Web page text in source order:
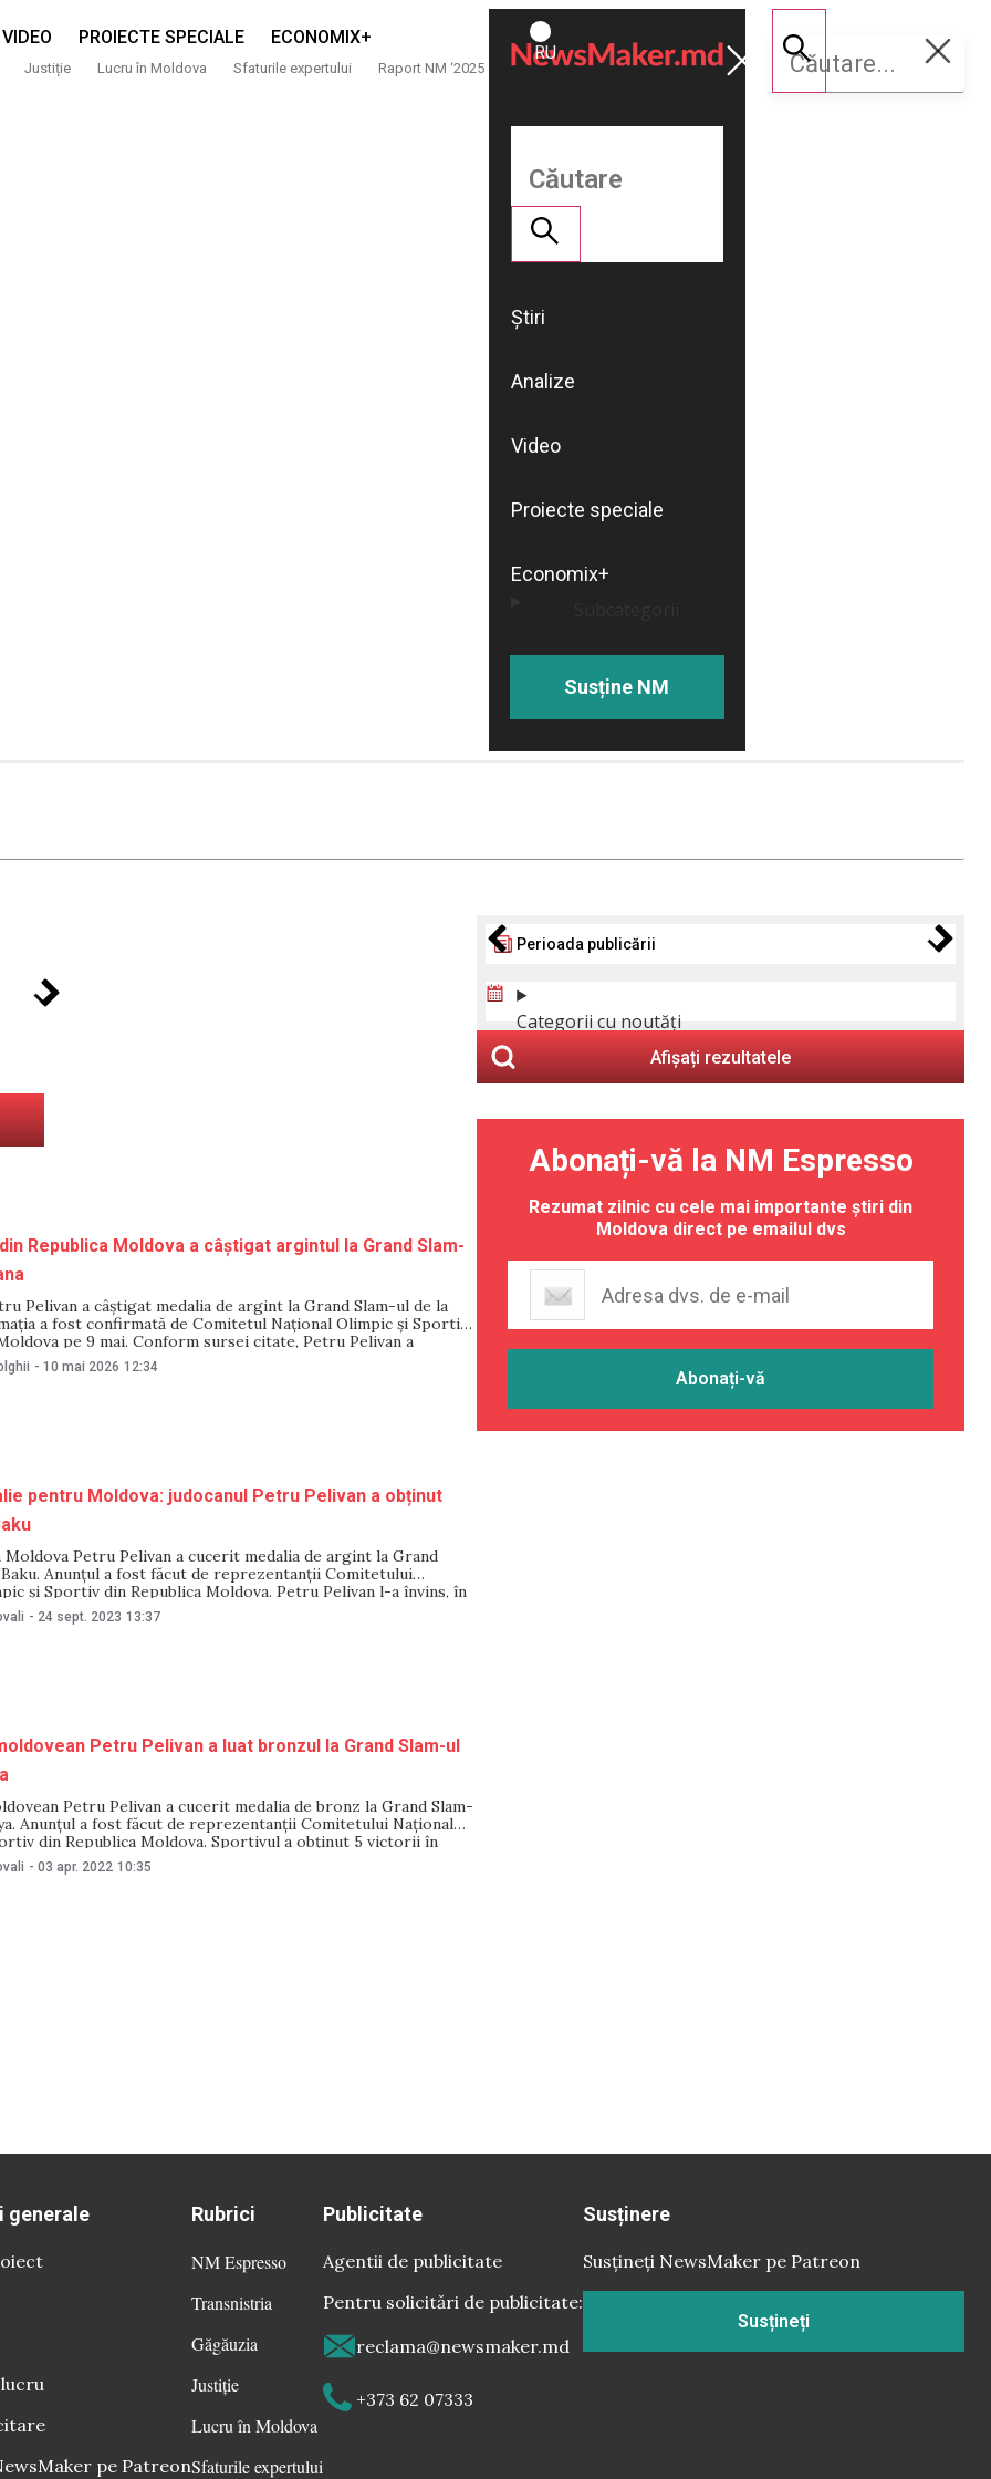
VIDEO PROIECTE SPECIALE ECONOMIX+
Justiție Lucru în Moldova Sfaturile expertului Raport NM ‘2025
ROMÂNĂ
RU
Susține
NM
Știri
Analize
Video
Proiecte speciale
Economix+
Susține NM
Republica Moldova a câștigat argintul la Grand Slam-
Pelivan a câștigat medalia de argint la Grand Slam-ul de la
a fost confirmată de Comitetul Național Olimpic și Sportiv
pe 9 mai. Conform sursei citate, Petru Pelivan a
în categoria de greutate 81 kg. Sportivul a repurtat
- 10 mai 2026 12:34
pentru Moldova: judocanul Petru Pelivan a obținut
Moldova Petru Pelivan a cucerit medalia de argint la Grand
Anunțul a fost făcut de reprezentanții Comitetului
și Sportiv din Republica Moldova. Petru Pelivan l-a învins, în
greutate 73 kg, pe finlandezul Valtteri Olin, bulgarul Mark
Salvador Roca
- 24 sept. 2023 13:37
Petru Pelivan a luat bronzul la Grand Slam-ul
Petru Pelivan a cucerit medalia de bronz la Grand Slam-
Anunțul a fost făcut de reprezentanții Comitetului Național
din Republica Moldova. Sportivul a obținut 5 victorii în
73 kg, cu francezul Joan-Benjamin Gaba, germanul
brazilianul Daniel Cargnin,
- 03 apr. 2022 10:35
Perioada publicării
Categorii cu noutăți
Afișați rezultatele
Abonați-vă la NM Espresso
Rezumat zilnic cu cele mai importante știri din
Moldova direct pe emailul dvs
generale
pe Patreon
Rubrici
NM Espresso
Transnistria
Găgăuzia
Justiție
Lucru în Moldova
Sfaturile expertului
Publicitate
Agentii de publicitate
Pentru solicitări de publicitate:
reclama@newsmaker.md
+373 62 07333
Susținere
Susțineți NewsMaker pe Patreon
Susțineți